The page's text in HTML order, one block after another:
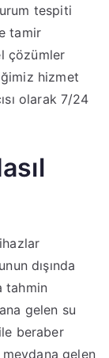
tespiti
tamir
çözümler
hizmet
olarak 7/24
dışında
tahmin
gelen su
beraber
gelen